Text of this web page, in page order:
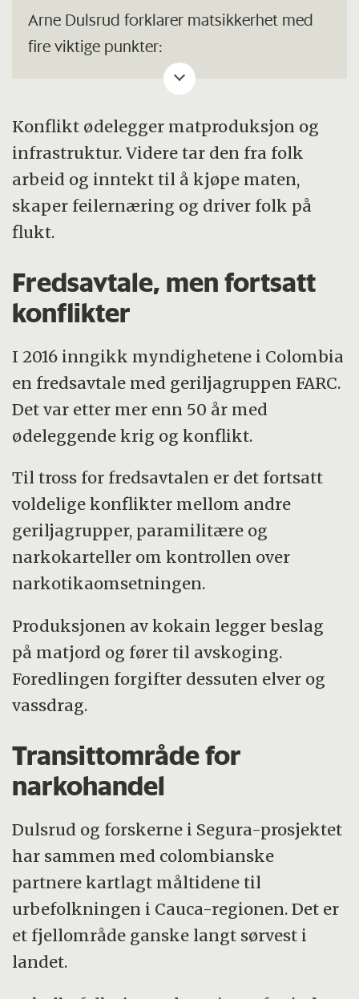
Arne Dulsrud forklarer matsikkerhet med
fire viktige punkter:
Det finnes mat der du bor.
Du har råd til å skaffe deg maten.
Maten som finnes, er sunn og
ernæringsmessig riktig sammensatt.
Du har stabil tilgang til mat over tid.
Konflikt ødelegger matproduksjon og
infrastruktur. Videre tar den fra folk
arbeid og inntekt til å kjøpe maten,
skaper feilernæring og driver folk på
flukt.
Fredsavtale, men fortsatt
konflikter
I 2016 inngikk myndighetene i Colombia
en fredsavtale med geriljagruppen FARC.
Det var etter mer enn 50 år med
ødeleggende krig og konflikt.
Til tross for fredsavtalen er det fortsatt
voldelige konflikter mellom andre
geriljagrupper, paramilitære og
narkokarteller om kontrollen over
narkotikaomsetningen.
Produksjonen av kokain legger beslag
på matjord og fører til avskoging.
Foredlingen forgifter dessuten elver og
vassdrag.
Transittområde for
narkohandel
Dulsrud og forskerne i Segura-prosjektet
har sammen med colombianske
partnere kartlagt måltidenetil
urbefolkningen i Cauca-regionen. Det er
et fjellområde ganske langt sørvest i
landet.